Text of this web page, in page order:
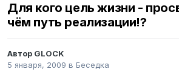
Для кого цель жизни -
чём путь реализации!?
Автор GLOCK
5 января, 2009 в Беседка